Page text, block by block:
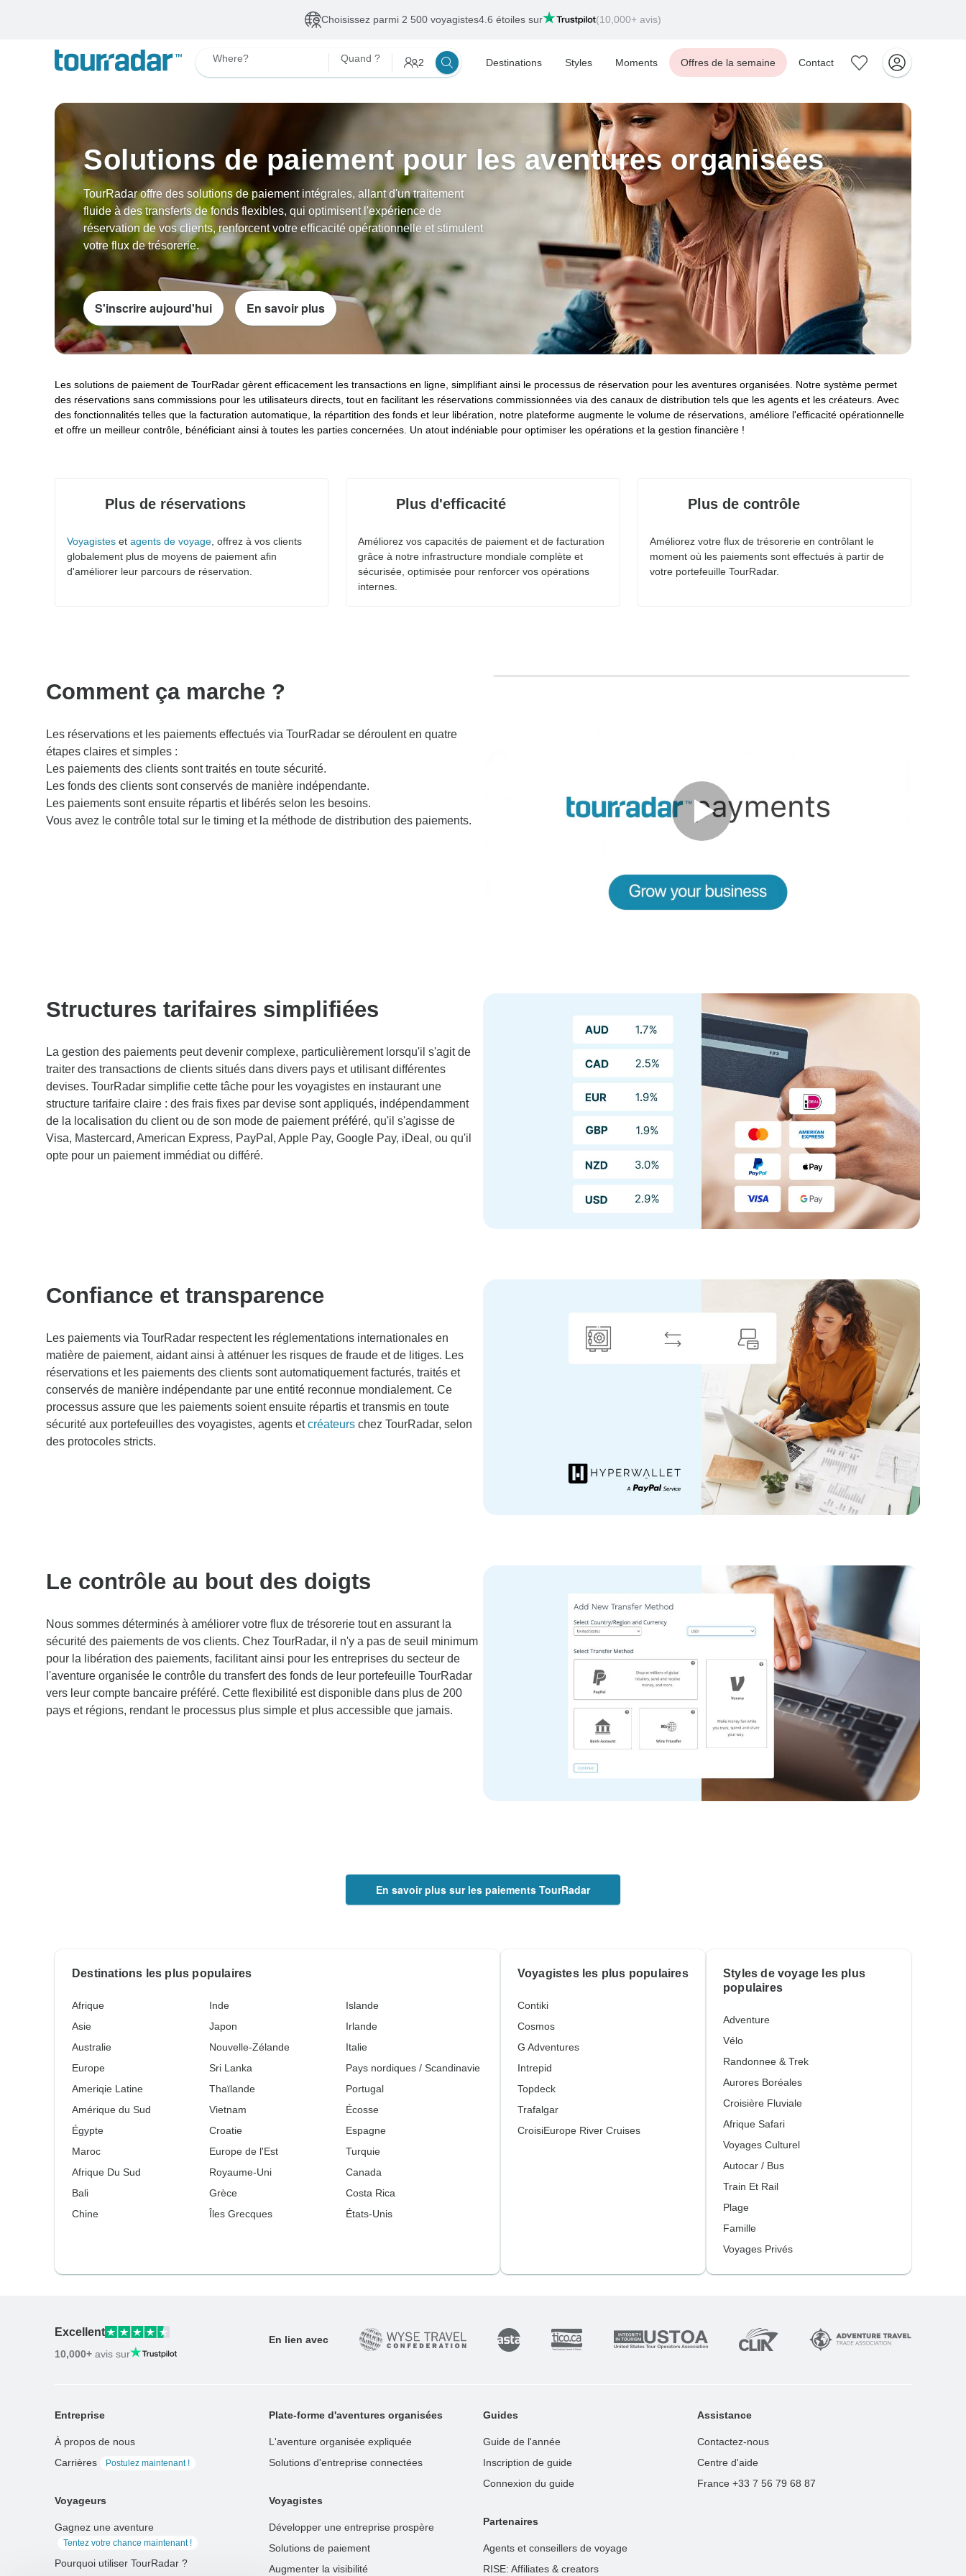
Choisissez parmi 2 500 voyagistes4.6 étoiles sur (10,000+ avis)
Where? Quand ? 2 Destinations Styles Moments Offres de la semaine Contact
Solutions de paiement pour les aventures organisées
TourRadar offre des solutions de paiement intégrales, allant d'un traitement
fluide à des transferts de fonds flexibles, qui optimisent l'expérience de
réservation de vos clients, renforcent votre efficacité opérationnelle et stimulent
votre flux de trésorerie.
S'inscrire aujourd'hui En savoir plus
Les solutions de paiement de TourRadar gèrent efficacement les transactions en ligne, simplifiant ainsi le processus de réservation pour les aventures organisées. Notre système permet
des réservations sans commissions pour les utilisateurs directs, tout en facilitant les réservations commissionnées via des canaux de distribution tels que les agents et les créateurs. Avec
des fonctionnalités telles que la facturation automatique, la répartition des fonds et leur libération, notre plateforme augmente le volume de réservations, améliore l'efficacité opérationnelle
et offre un meilleur contrôle, bénéficiant ainsi à toutes les parties concernées. Un atout indéniable pour optimiser les opérations et la gestion financière !
Plus de réservations
Voyagistes et agents de voyage , offrez à vos clients
globalement plus de moyens de paiement afin
d'améliorer leur parcours de réservation.
Plus d'efficacité
Améliorez vos capacités de paiement et de facturation
grâce à notre infrastructure mondiale complète et
sécurisée, optimisée pour renforcer vos opérations
internes.
Plus de contrôle
Améliorez votre flux de trésorerie en contrôlant le
moment où les paiements sont effectués à partir de
votre portefeuille TourRadar.
Comment ça marche ?
Les réservations et les paiements effectués via TourRadar se déroulent en quatre
étapes claires et simples :
Les paiements des clients sont traités en toute sécurité.
Les fonds des clients sont conservés de manière indépendante.
Les paiements sont ensuite répartis et libérés selon les besoins.
Vous avez le contrôle total sur le timing et la méthode de distribution des paiements.
Structures tarifaires simplifiées
La gestion des paiements peut devenir complexe, particulièrement lorsqu'il s'agit de
traiter des transactions de clients situés dans divers pays et utilisant différentes
devises. TourRadar simplifie cette tâche pour les voyagistes en instaurant une
structure tarifaire claire : des frais fixes par devise sont appliqués, indépendamment
de la localisation du client ou de son mode de paiement préféré, qu'il s'agisse de
Visa, Mastercard, American Express, PayPal, Apple Pay, Google Pay, iDeal, ou qu'il
opte pour un paiement immédiat ou différé.
Confiance et transparence
Les paiements via TourRadar respectent les réglementations internationales en
matière de paiement, aidant ainsi à atténuer les risques de fraude et de litiges. Les
réservations et les paiements des clients sont automatiquement facturés, traités et
conservés de manière indépendante par une entité reconnue mondialement. Ce
processus assure que les paiements soient ensuite répartis et transmis en toute
sécurité aux portefeuilles des voyagistes, agents etcréateurs chez TourRadar, selon
des protocoles stricts.
Le contrôle au bout des doigts
Nous sommes déterminés à améliorer votre flux de trésorerie tout en assurant la
sécurité des paiements de vos clients. Chez TourRadar, il n'y a pas de seuil minimum
pour la libération des paiements, facilitant ainsi pour les entreprises du secteur de
l'aventure organisée le contrôle du transfert des fonds de leur portefeuille TourRadar
vers leur compte bancaire préféré. Cette flexibilité est disponible dans plus de 200
pays et régions, rendant le processus plus simple et plus accessible que jamais.
En savoir plus sur les paiements TourRadar
Destinations les plus populaires
Afrique
Asie
Australie
Europe
Ameriqie Latine
Amérique du Sud
Égypte
Maroc
Afrique Du Sud
Bali
Chine
Inde
Japon
Nouvelle-Zélande
Sri Lanka
Thaïlande
Vietnam
Croatie
Europe de l'Est
Royaume-Uni
Grèce
Îles Grecques
Islande
Irlande
Italie
Pays nordiques / Scandinavie
Portugal
Écosse
Espagne
Turquie
Canada
Costa Rica
États-Unis
Voyagistes les plus populaires
Contiki
Cosmos
G Adventures
Intrepid
Topdeck
Trafalgar
CroisiEurope River Cruises
Styles de voyage les plus
populaires
Adventure
Vélo
Randonnee & Trek
Aurores Boréales
Croisière Fluviale
Afrique Safari
Voyages Culturel
Autocar / Bus
Train Et Rail
Plage
Famille
Voyages Privés
Excellent
10,000+ avis sur
En lien avec
Entreprise
À propos de nous
Carrières
Postulez maintenant !
Voyageurs
Gagnez une aventure
Tentez votre chance maintenant !
Pourquoi utiliser TourRadar ?
Plate-forme d'aventures organisées
L'aventure organisée expliquée
Solutions d'entreprise connectées
Voyagistes
Développer une entreprise prospère
Solutions de paiement
Augmenter la visibilité
Guides
Guide de l'année
Inscription de guide
Connexion du guide
Partenaires
Agents et conseillers de voyage
RISE: Affiliates & creators
Assistance
Contactez-nous
Centre d'aide
France +33 7 56 79 68 87